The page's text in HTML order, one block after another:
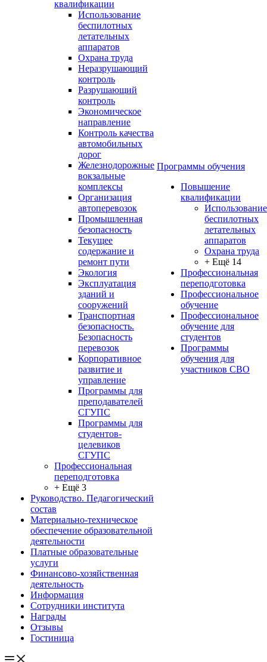
квалификации
Использование
беспилотных
летательных
аппаратов
Охрана труда
Неразрушающий
контроль
Разрушающий
контроль
Экономическое
направление
Контроль качества
автомобильных
дорог
Железнодорожные
вокзальные
комплексы
Организация
автоперевозок
Промышленная
безопасность
Текущее
содержание и
ремонт пути
Экология
Эксплуатация
зданий и
сооружений
Транспортная
безопасность.
Безопасность
перевозок
Корпоративное
развитие и
управление
Программы для
преподавателей
СГУПС
Программы для
студентов-
целевиков
СГУПС
Профессиональная
переподготовка
+ Ещё 3
Руководство. Педагогический
состав
Материально-техническое
обеспечение образовательной
деятельности
Платные образовательные
услуги
Финансово-хозяйственная
деятельность
Информация
Сотрудники института
Награды
Отзывы
Гостиница
Программы обучения
Повышение
квалификации
Использование
беспилотных
летательных
аппаратов
Охрана труда
+ Ещё 14
Профессиональная
переподготовка
Профессиональное
обучение
Профессиональное
обучение для
студентов
Программы
обучения для
участников СВО